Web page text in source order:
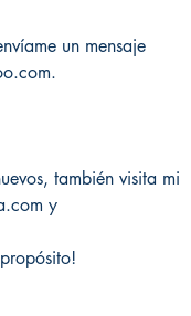
un mensaje
también visita mi
y